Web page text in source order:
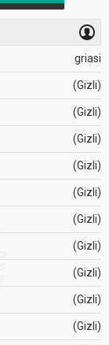
griasi
(Gizli)
(Gizli)
(Gizli)
(Gizli)
(Gizli)
(Gizli)
(Gizli)
(Gizli)
(Gizli)
(Gizli)